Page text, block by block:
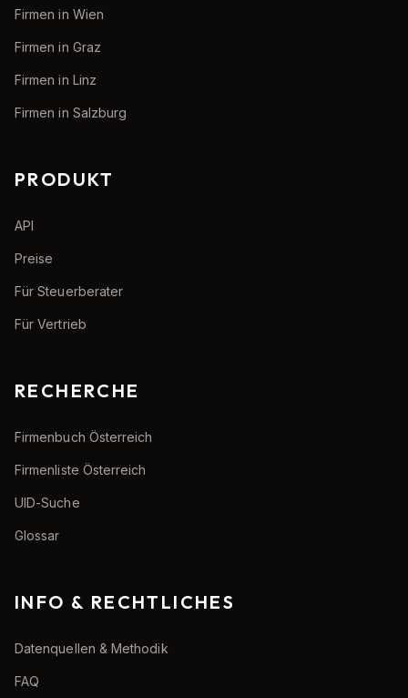
Firmen in Wien
Firmen in Graz
Firmen in Linz
Firmen in Salzburg
PRODUKT
API
Preise
Für Steuerberater
Für Vertrieb
RECHERCHE
Firmenbuch Österreich
Firmenliste Österreich
UID-Suche
Glossar
INFO & RECHTLICHES
Datenquellen & Methodik
FAQ